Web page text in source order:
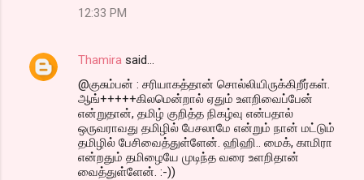
12:33 PM
Thamira said…
@குசும்பன் : சரியாகத்தான் சொல்லியிருக்கிறீர்கள்.
ஆங்+++++கிலமென்றால் ஏதும் உளறிவைப்பேன்
என்றுதான், தமிழ் குறித்த நிகழ்வு என்பதால்
ஒருவராவது தமிழில் பேசலாமே என்றும் நான் மட்டும்
தமிழில் பேசிவைத்துள்ளேன். ஹிஹி.. மைக், காமிரா
என்றதும் தமிழையே முடிந்த வரை உளறிதான்
வைத்துள்ளேன். :-))